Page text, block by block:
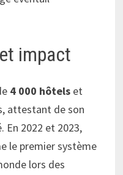
impact
4 000 hôtels et
attestant de son
En 2022 et 2023,
le premier système
lors des